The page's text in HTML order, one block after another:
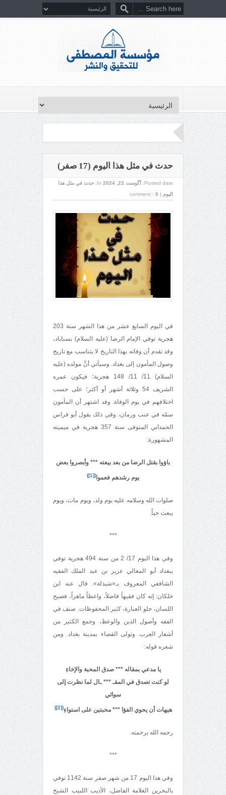
حدث في مثل هذا اليوم (17 صفر)
Posted date: آگوست 22, 2024 In:
حدث في مثل هذا
اليوم |
comment : 0
في اليوم السابع عشر من هذا الشهر سنة 203
هجرية توفي الإمام الرضا (عليه السلام) بسناباد،
وقد تقدم أن وفاته بهذا التاريخ لا يتناسب مع تاريخ
وصول المأمون إلى بغداد. وسيأتي أنَّ مولده (عليه
السلام) 11/ 11/ 148 هجرية؛ فيكون عمره
الشريف 54 وثلاثة أشهر أو أكثر؛ على حسب
اختلافهم في يوم الوفاة. وقد اشتهر أن المأمون
سمّه في عنب ورمان، وفي ذلك يقول أبو فراس
الحمداني المتوفى سنة 357 هجرية في ميميته
المشهورة:
باؤوا بقتل الرضا من بعد بيعته *** وأبصروا بعض
يوم رشدهم فعموا(
[1]
)
صلوات الله وسلامه عليه يوم ولد، ويوم مات، ويوم
يبعث حياً.
***
وفي هذا اليوم 17/ 2 من سنة 494 هجرية توفي
ببغداد أبو المعالي عزيز بن عبد الملك الفقيه
الشافعي المعروف بـ«شيذلة». قال عنه ابن
خلكان: إنه كان فقيهاً فاضلاً، واعظاً ماهراً، فصيح
اللسان، حلو العبارة، كثير المحفوظات. صنف في
الفقه وأصول الدين والوعظ، وجمع الكثير من
أشعار العرب. وتولى القضاء بمدينة بغداد. ومن
شعره قوله:
يا مدعي بمقاله *** صدق المحبة والإخاءِ
لو كنت تصدق في المقـ *** ـال لما نظرت إلى
سوائي
هيهات أن يحوي الفؤا *** محبتين على استواءِ(
[2]
)
رحمه الله برحمته.
***
وفي هذا اليوم 17 من شهر صفر سنة 1142 توفي
بالبحرين العلامة الفاضل، الأديب اللبيب الشيخ